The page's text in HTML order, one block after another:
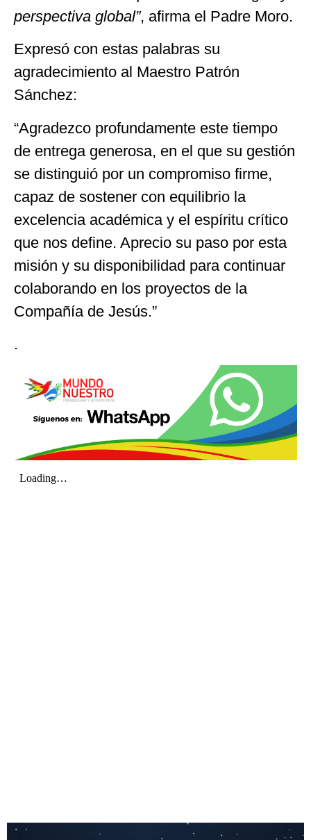
perspectiva global”, afirma el Padre Moro.
Expresó con estas palabras su
agradecimiento al Maestro Patrón
Sánchez:
“Agradezco profundamente este tiempo
de entrega generosa, en el que su gestión
se distinguió por un compromiso firme,
capaz de sostener con equilibrio la
excelencia académica y el espíritu crítico
que nos define. Aprecio su paso por esta
misión y su disponibilidad para continuar
colaborando en los proyectos de la
Compañía de Jesús.”
.